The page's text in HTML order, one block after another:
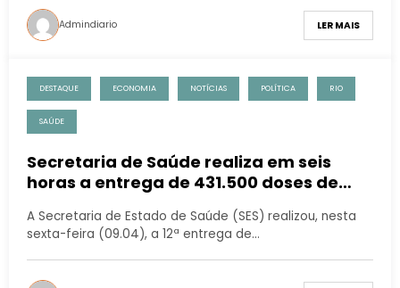
Admindiario LER MAIS
DESTAQUE ECONOMIA NOTÍCIAS POLÍTICA RIO
SAÚDE
Secretaria de Saúde realiza em seis
horas a entrega de 431.500 doses de
A Secretaria de Estado de Saúde (SES) realizou, nesta
sexta-feira (09.04), a 12ª entrega de…